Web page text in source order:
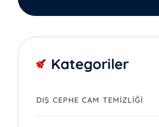
Kategoriler
DIŞ CEPHE CAM TEMIZLIĞI